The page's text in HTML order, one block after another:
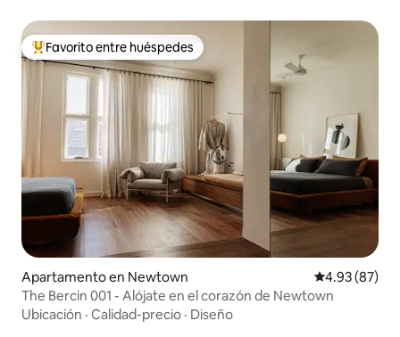
Favorito entre huéspedes preferido
Favorito entre huéspedes
Apartamento en Newtown Calificación
4.93 (87)
The Bercin 001 - Alójate en el corazón de Newtown
Ubicación · Calidad-precio · Diseño